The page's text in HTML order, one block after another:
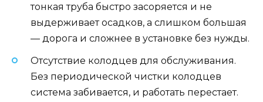
тонкая труба быстро засоряется и не
выдерживает осадков, а слишком большая
— дорога и сложнее в установке без нужды.
Отсутствие колодцев для обслуживания.
Без периодической чистки колодцев
система забивается, и работать перестает.